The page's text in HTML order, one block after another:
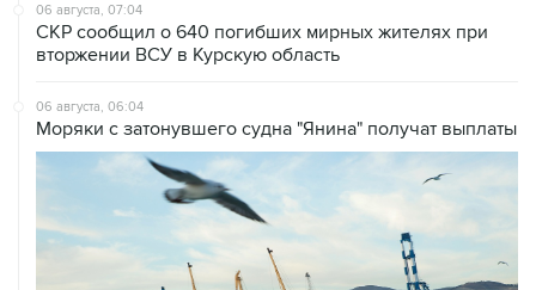
06 августа, 07:04
СКР сообщил о 640 погибших мирных жителях при
вторжении ВСУ в Курскую область
06 августа, 06:04
Моряки с затонувшего судна "Янина" получат выплаты